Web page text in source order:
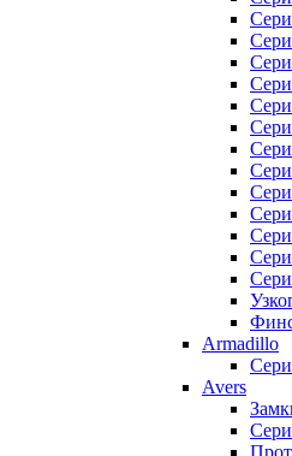
Armadillo
Avers